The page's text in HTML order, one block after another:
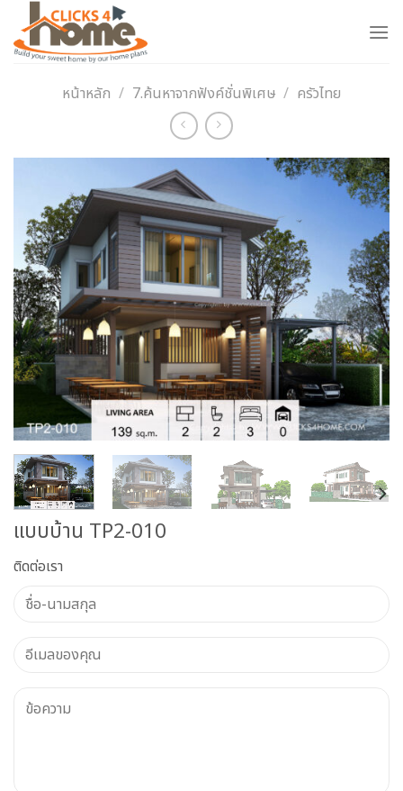
content
หน้าหลัก / 7.ค้นหาจากฟังค์ชั่นพิเศษ / ครัวไทย
แบบบ้าน TP2-010
ติดต่อเรา